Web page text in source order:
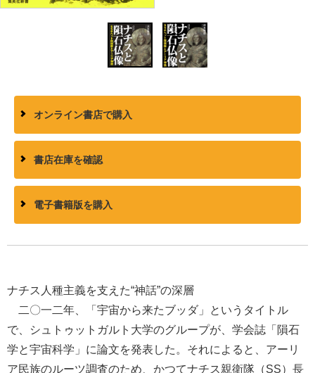
オンライン書店で購入
書店在庫を確認
電子書籍版を購入
ナチス人種主義を支えた“神話”の深層
二〇一二年、「宇宙から来たブッダ」というタイトル
で、シュトゥットガルト大学のグループが、学会誌「隕石
学と宇宙科学」に論文を発表した。それによると、アーリ
ア民族のルーツ調査のため、かつてナチス親衛隊（SS）長